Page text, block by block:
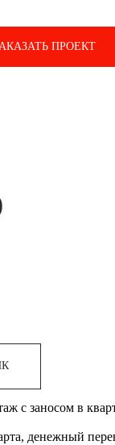
ПРОЕКТ
с заносом в
денежный